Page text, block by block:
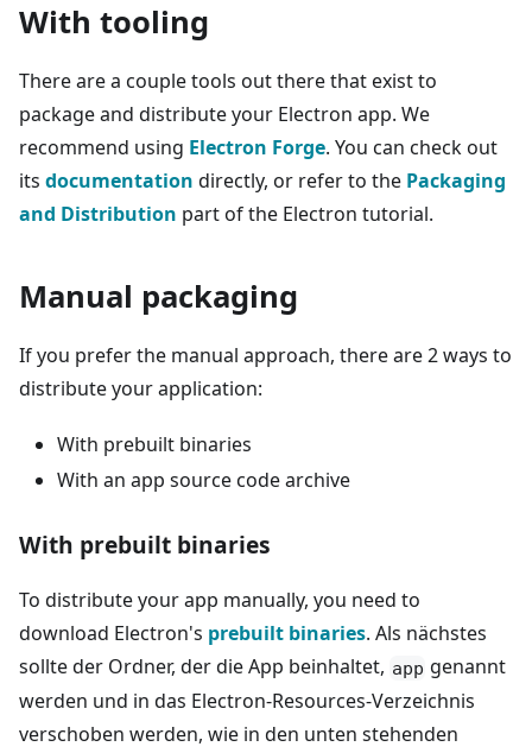
With tooling
There are a couple tools out there that exist to
package and distribute your Electron app. We
recommend using Electron Forge. You can check out
its documentation directly, or refer to the Packaging
and Distribution part of the Electron tutorial.
Manual packaging
If you prefer the manual approach, there are 2 ways to
distribute your application:
With prebuilt binaries
With an app source code archive
With prebuilt binaries
To distribute your app manually, you need to
download Electron's prebuilt binaries. Als nächstes
sollte der Ordner, der die App beinhaltet, app genannt
werden und in das Electron-Resources-Verzeichnis
verschoben werden, wie in den unten stehenden